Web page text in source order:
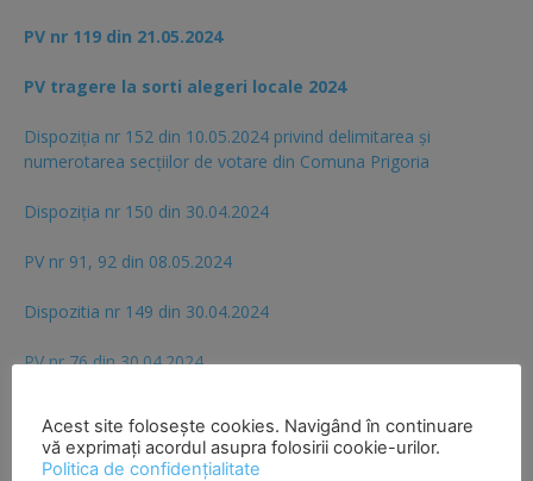
PV nr 119 din 21.05.2024
PV tragere la sorti alegeri locale 2024
Dispoziția nr 152 din 10.05.2024 privind delimitarea și
numerotarea secțiilor de votare din Comuna Prigoria
Dispoziția nr 150 din 30.04.2024
PV nr 91, 92 din 08.05.2024
Dispozitia nr 149 din 30.04.2024
PV nr 76 din 30.04.2024
Romania
Acest site folosește cookies. Navigând în continuare
vă exprimați acordul asupra folosirii cookie-urilor.
Politica de confidențialitate